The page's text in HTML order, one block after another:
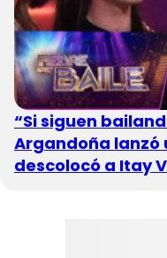
“Si siguen
Argandoña
descolocó a Itay